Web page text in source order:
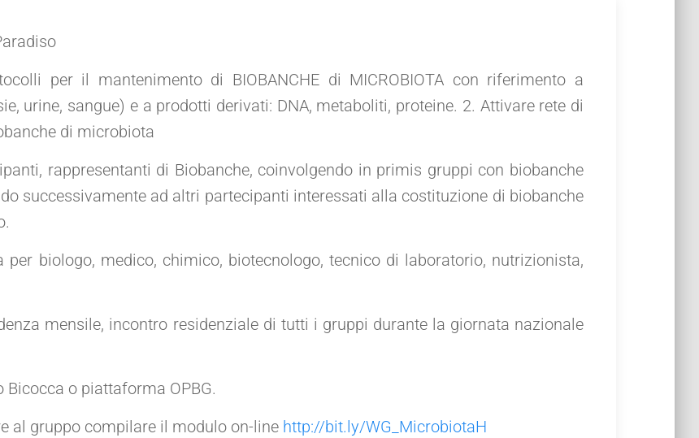
per il mantenimento di BIOBANCHE di MICROBIOTA con riferimento a
urine, sangue) e a prodotti derivati: DNA, metaboliti, proteine. 2. Attivare rete di
di microbiota
rappresentanti di Biobanche, coinvolgendo in primis gruppi con biobanche
successivamente ad altri partecipanti interessati alla costituzione di biobanche
per biologo, medico, chimico, biotecnologo, tecnico di laboratorio, nutrizionista,
mensile, incontro residenziale di tutti i gruppi durante la giornata nazionale
Bicocca o piattaforma OPBG.
al gruppo compilare il modulo on-line http://bit.ly/WG_MicrobiotaH